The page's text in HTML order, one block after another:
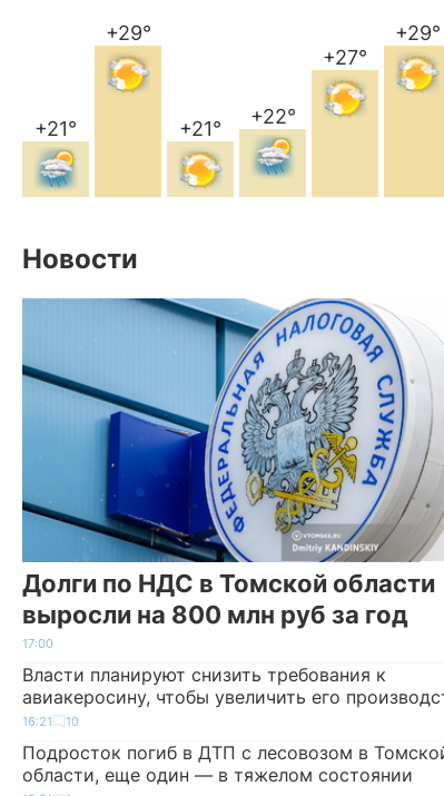
+21°
+29°
+21°
+22°
+27°
+29°
Новости
Долги по НДС в Томской области
выросли на 800 млн руб за год
17:00
Власти планируют снизить требования к
авиакеросину, чтобы увеличить его
16:21 10
Подросток погиб в ДТП с лесовозом в
области, еще один — в тяжелом состоянии